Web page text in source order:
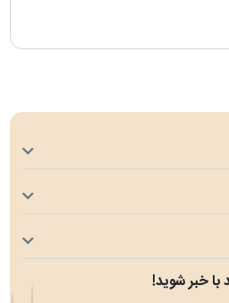
خبر شوید!